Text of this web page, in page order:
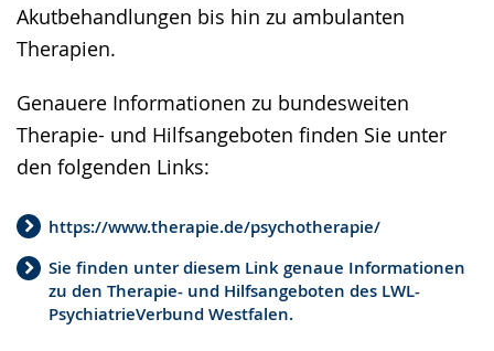
Akutbehandlungen bis hin zu ambulanten
Therapien.
Genauere Informationen zu bundesweiten
Therapie- und Hilfsangeboten finden Sie unter
den folgenden Links:
https://www.therapie.de/psychotherapie/
Sie finden unter diesem Link genaue Informationen
zu den Therapie- und Hilfsangeboten des LWL-
PsychiatrieVerbund Westfalen.